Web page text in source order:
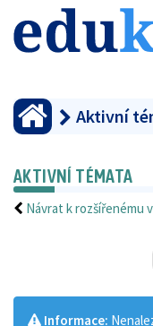
Aktivní
AKTIVNÍ TÉMATA
Návrat k rozšířenému
Informace: